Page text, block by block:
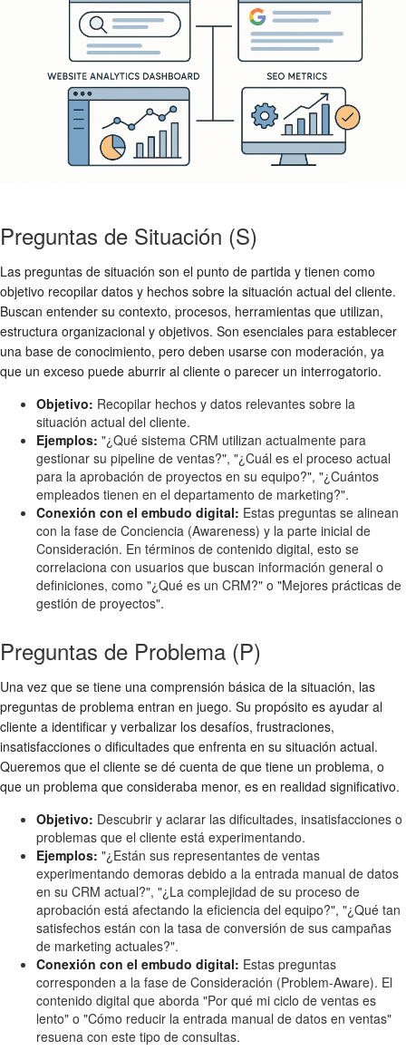
Preguntas de Situación (S)
Las preguntas de situación son el punto de partida y tienen como
objetivo recopilar datos y hechos sobre la situación actual del cliente.
Buscan entender su contexto, procesos, herramientas que utilizan,
estructura organizacional y objetivos. Son esenciales para establecer
una base de conocimiento, pero deben usarse con moderación, ya
que un exceso puede aburrir al cliente o parecer un interrogatorio.
Objetivo: Recopilar hechos y datos relevantes sobre la
situación actual del cliente.
Ejemplos: "¿Qué sistema CRM utilizan actualmente para
gestionar su pipeline de ventas?", "¿Cuál es el proceso actual
para la aprobación de proyectos en su equipo?", "¿Cuántos
empleados tienen en el departamento de marketing?".
Conexión con el embudo digital: Estas preguntas se alinean
con la fase de Conciencia (Awareness) y la parte inicial de
Consideración. En términos de contenido digital, esto se
correlaciona con usuarios que buscan información general o
definiciones, como "¿Qué es un CRM?" o "Mejores prácticas de
gestión de proyectos".
Preguntas de Problema (P)
Una vez que se tiene una comprensión básica de la situación, las
preguntas de problema entran en juego. Su propósito es ayudar al
cliente a identificar y verbalizar los desafíos, frustraciones,
insatisfacciones o dificultades que enfrenta en su situación actual.
Queremos que el cliente se dé cuenta de que tiene un problema, o
que un problema que consideraba menor, es en realidad significativo.
Objetivo: Descubrir y aclarar las dificultades, insatisfacciones o
problemas que el cliente está experimentando.
Ejemplos: "¿Están sus representantes de ventas
experimentando demoras debido a la entrada manual de datos
en su CRM actual?", "¿La complejidad de su proceso de
aprobación está afectando la eficiencia del equipo?", "¿Qué tan
satisfechos están con la tasa de conversión de sus campañas
de marketing actuales?".
Conexión con el embudo digital: Estas preguntas
corresponden a la fase de Consideración (Problem-Aware). El
contenido digital que aborda "Por qué mi ciclo de ventas es
lento" o "Cómo reducir la entrada manual de datos en ventas"
resuena con este tipo de consultas.